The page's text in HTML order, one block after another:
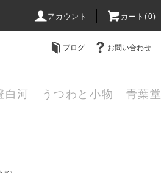
アカウント カート(0)
ブログ お問い合わせ
白河 うつわと小物 青葉堂